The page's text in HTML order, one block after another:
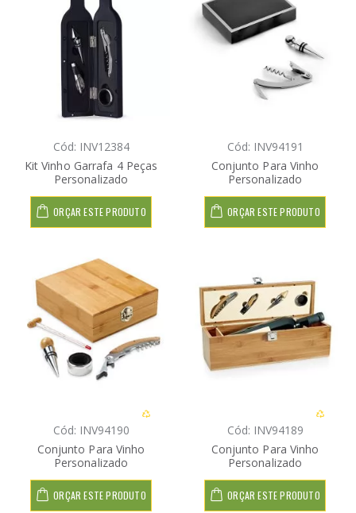
Cód: INV12384
Kit Vinho Garrafa 4 Peças
Personalizado
ORÇAR ESTE PRODUTO
Cód: INV94191
Conjunto Para Vinho
Personalizado
ORÇAR ESTE PRODUTO
Cód: INV94190
Conjunto Para Vinho
Personalizado
ORÇAR ESTE PRODUTO
Cód: INV94189
Conjunto Para Vinho
Personalizado
ORÇAR ESTE PRODUTO